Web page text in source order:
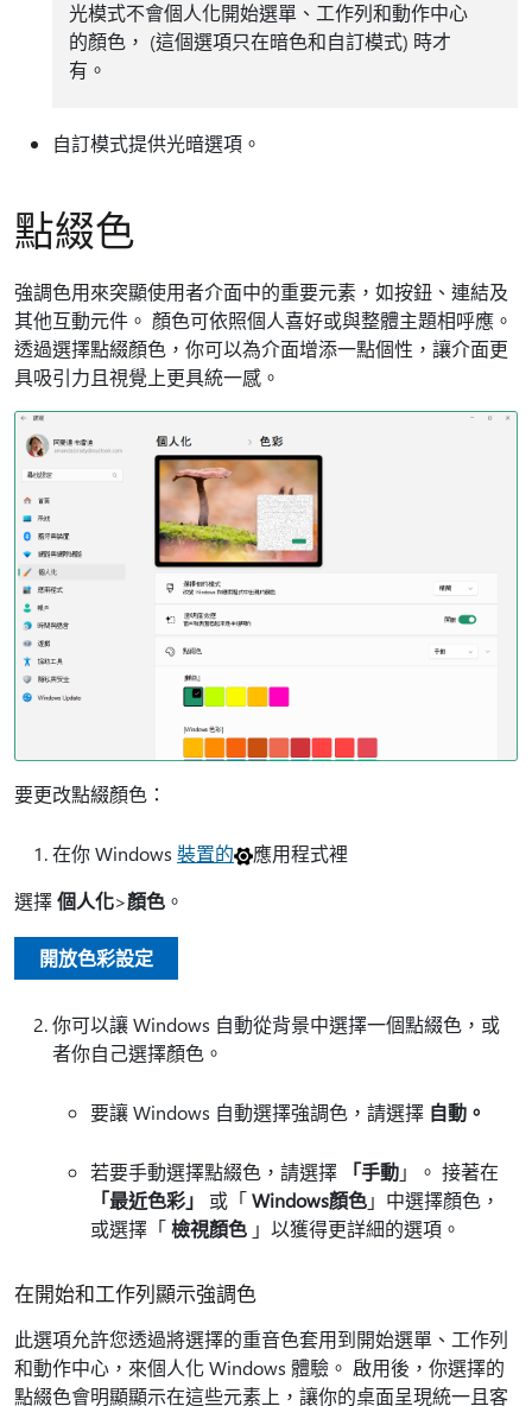
光模式不會個人化開始選單、工作列和動作中心
的顏色， (這個選項只在暗色和自訂模式) 時才
有。
自訂模式提供光暗選項。
點綴色
強調色用來突顯使用者介面中的重要元素，如按鈕、連結及
其他互動元件。 顏色可依照個人喜好或與整體主題相呼應。
透過選擇點綴顏色，你可以為介面增添一點個性，讓介面更
具吸引力且視覺上更具統一感。
要更改點綴顏色：
在你 Windows 裝置的
應用程式裡
選擇個人化>顏色 。
開放色彩設定
你可以讓 Windows 自動從背景中選擇一個點綴色，或
者你自己選擇顏色。
要讓 Windows 自動選擇強調色，請選擇 自動。
若要手動選擇點綴色，請選擇 「手動」。 接著在
「最近色彩」
或「Windows顏色」中選擇顏色，
或選擇「檢視顏色 」以獲得更詳細的選項。
在開始和工作列顯示強調色
此選項允許您透過將選擇的重音色套用到開始選單、工作列
和動作中心，來個人化 Windows 體驗。 啟用後，你選擇的
點綴色會明顯顯示在這些元素上，讓你的桌面呈現統一且客